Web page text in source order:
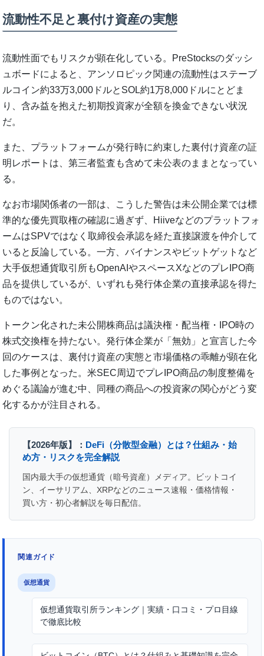
流動性不足と裏付け資産の実態
流動性面でもリスクが顕在化している。PreStocksのダッシ
ュボードによると、アンソロピック関連の流動性はステーブ
ルコイン約33万3,000ドルとSOL約1万8,000ドルにとどま
り、含み益を抱えた初期投資家が全額を換金できない状況
だ。
また、プラットフォームが発行時に約束した裏付け資産の証
明レポートは、第三者監査も含めて未公表のままとなってい
る。
なお市場関係者の一部は、こうした警告は未公開企業では標
準的な優先買取権の確認に過ぎず、Hiiveなどのプラットフォ
ームはSPVではなく取締役会承認を経た直接譲渡を仲介して
いると反論している。一方、バイナンスやビットゲットなど
大手仮想通貨取引所もOpenAIやスペースXなどのプレIPO商
品を提供しているが、いずれも発行体企業の直接承認を得た
ものではない。
トークン化された未公開株商品は議決権・配当権・IPO時の
株式交換権を持たない。発行体企業が「無効」と宣言した今
回のケースは、裏付け資産の実態と市場価格の乖離が顕在化
した事例となった。米SEC周辺でプレIPO商品の制度整備を
めぐる議論が進む中、同種の商品への投資家の関心がどう変
化するかが注目される。
【2026年版】： DeFi（分散型金融）とは？仕組み・始
め方・リスクを完全解説
国内最大手の仮想通貨（暗号資産）メディア。ビットコイ
ン、イーサリアム、XRPなどのニュース速報・価格情報・
買い方・初心者解説を毎日配信。
関連ガイド
仮想通貨
仮想通貨取引所ランキング｜実績・口コミ・プロ目線
で徹底比較